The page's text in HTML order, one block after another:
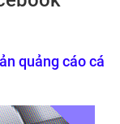
quảng cáo cá